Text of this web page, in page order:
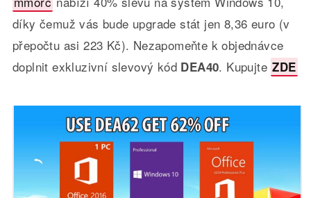
díky čemuž vás bude upgrade stát jen 8,36 euro (v
přepočtu asi 223 Kč). Nezapomeňte k objednávce
doplnit exkluzivní slevový kód DEA40. Kupujte ZDE